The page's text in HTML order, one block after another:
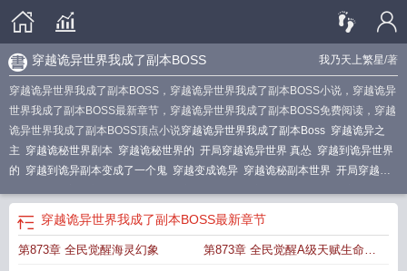
我乃天上繁星/著
穿越诡异世界我成了副本BOSS
穿越诡异世界我成了副本BOSS，穿越诡异世界我成了副本BOSS小说，穿越诡异
世界我成了副本BOSS最新章节，穿越诡异世界我成了副本BOSS免费阅读，穿越
诡异世界我成了副本BOSS顶点小说穿越诡异世界我成了副本Boss 穿越诡异之
主 穿越诡秘世界剧本 穿越诡秘世界的 开局穿越诡异世界 真怂 穿越到诡异世界
的 穿越到诡异副本变成了一个鬼 穿越变成诡异 穿越诡秘副本世界 开局穿越诡
世界我成了副本BOSS最新章节
穿越诡异世界我成了副本boss无弹窗
到诡异世界
boss穿越诡异世界我成了副本BOSSTXT我诡异世界当皇帝主角穿越诡异世界
穿越诡异世界我成了副本BOSS最新章节
第873章 全民觉醒海灵幻象 第873章 全民觉醒A级天赋生命之